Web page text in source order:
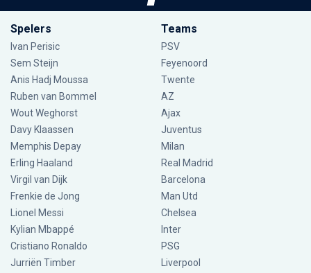
Spelers
Ivan Perisic
Sem Steijn
Anis Hadj Moussa
Ruben van Bommel
Wout Weghorst
Davy Klaassen
Memphis Depay
Erling Haaland
Virgil van Dijk
Frenkie de Jong
Lionel Messi
Kylian Mbappé
Cristiano Ronaldo
Jurriën Timber
Teams
PSV
Feyenoord
Twente
AZ
Ajax
Juventus
Milan
Real Madrid
Barcelona
Man Utd
Chelsea
Inter
PSG
Liverpool